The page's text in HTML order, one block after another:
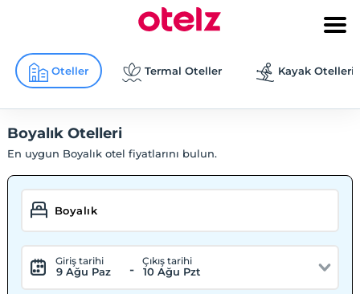
Oteller Termal Oteller Kayak Otelleri
Boyalık Otelleri
En uygun Boyalık otel fiyatlarını bulun.
Giriş tarihi
9 Ağu Paz -
Çıkış tarihi
10 Ağu Pzt